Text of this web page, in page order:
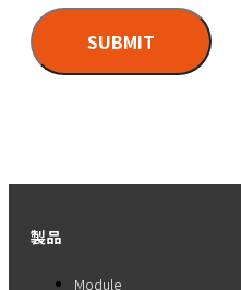
SUBMIT
製品
Module